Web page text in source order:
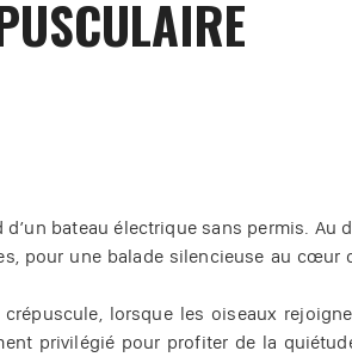
bateau électrique sans permis. Au
pour une balade silencieuse au cœur
lorsque les oiseaux
privilégié pour profiter de la